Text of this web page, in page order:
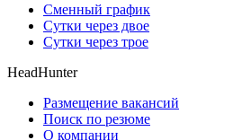
Сменный график
Сутки через двое
Сутки через трое
HeadHunter
Размещение вакансий
Поиск по резюме
О компании